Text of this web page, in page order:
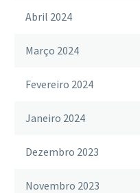
Abril 2024
Março 2024
Fevereiro 2024
Janeiro 2024
Dezembro 2023
Novembro 2023